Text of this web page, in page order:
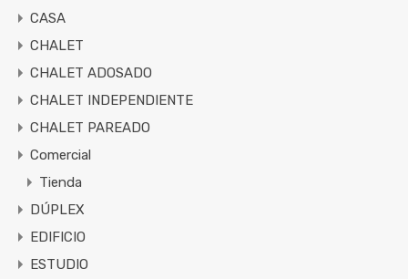
CASA
CHALET
CHALET ADOSADO
CHALET INDEPENDIENTE
CHALET PAREADO
Comercial
Tienda
DÚPLEX
EDIFICIO
ESTUDIO